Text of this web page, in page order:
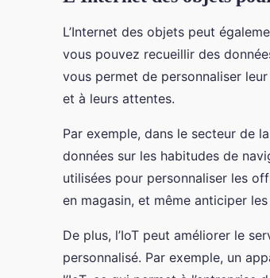
L’Internet des objets peut
vous pouvez recueillir des
vous permet de personnaliser
et à leurs attentes.
Par exemple, dans le secteur de
données sur les habitudes de
utilisées pour personnaliser les
en magasin, et même anticiper
De plus, l’IoT peut améliorer le
personnalisé. Par exemple, un